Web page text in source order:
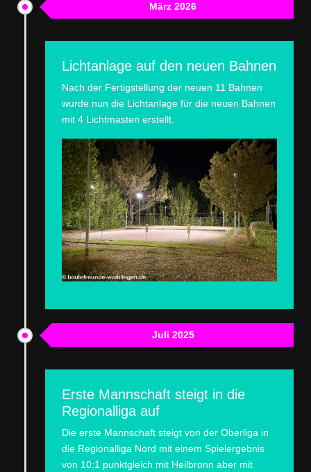
März 2026
Lichtanlage auf den neuen Bahnen
Nach der Fertigstellung der neuen 11 Bahnen
wurde nun die Lichtanlage für die neuen Bahnen
mit 4 Lichtmasten erstellt.
Juli 2025
Erste Mannschaft steigt in die
Regionalliga auf
Die erste Mannschaft steigt von der Oberliga in
die Regionalliga Nord mit einem Spielergebnis
von 10:1 punktgleich mit Heilbronn aber mit